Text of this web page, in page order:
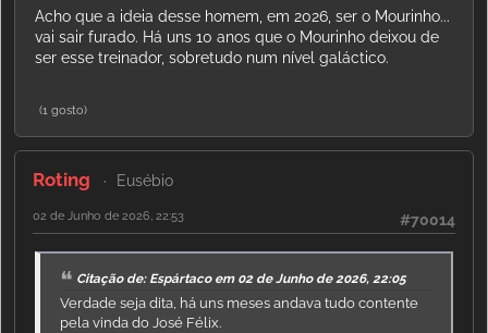
Acho que a ideia desse homem, em 2026, ser o Mourinho...
vai sair furado. Há uns 10 anos que o Mourinho deixou de
ser esse treinador, sobretudo num nível galáctico.
(1 gosto)
Roting Eusébio
#70014
02 de Junho de 2026, 22:53
Citação de: Espártaco em 02 de Junho de 2026, 22:05
Verdade seja dita, há uns meses andava tudo contente
pela vinda do José Félix.